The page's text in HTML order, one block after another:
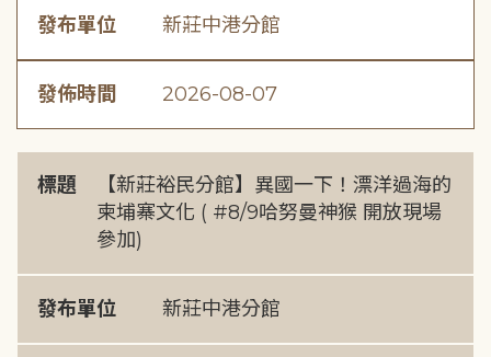
發布單位 新莊中港分館
發佈時間 2026-08-07
標題
【新莊裕民分館】異國一下！漂洋過海的
柬埔寨文化 ( #8/9哈努曼神猴 開放現場
參加)
發布單位 新莊中港分館